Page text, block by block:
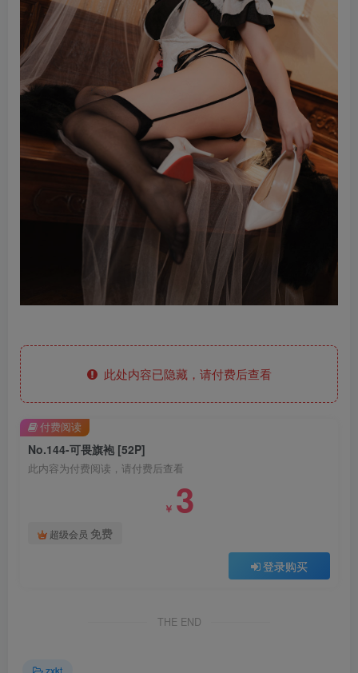
此处内容已隐藏，请付费后查看
No.144-可畏旗袍 [52P]
此内容为付费阅读，请付费后查看
￥ 3
超级会员 免费
登录购买
付费阅读
THE END
zxkt